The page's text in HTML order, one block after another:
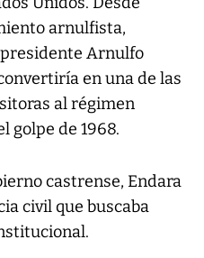
arnulfista,
Arnulfo
en una de las
al régimen
golpe de 1968.
castrense, Endara
civil que buscaba